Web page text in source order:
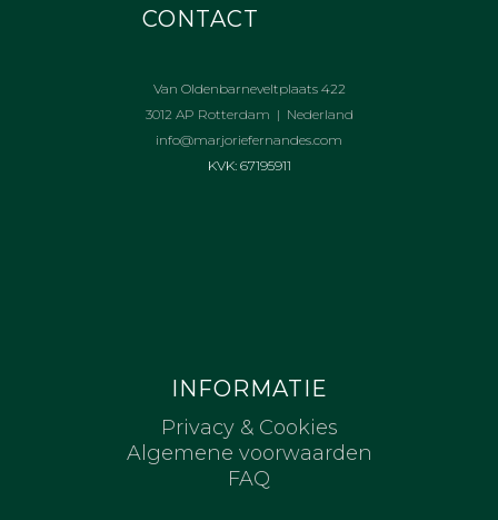
CONTACT
Van Oldenbarneveltplaats 422
3012 AP Rotterdam | Nederland
info@marjoriefernandes.com
KVK: 67195911
INFORMATIE
Privacy & Cookies
Algemene voorwaarden
FAQ